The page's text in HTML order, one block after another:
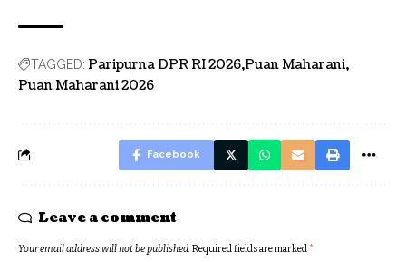
TAGGED: Paripurna DPR RI 2026 Puan Maharani
Puan Maharani 2026
Facebook
Leave a comment
Your email address will not be published.Required fields are marked*